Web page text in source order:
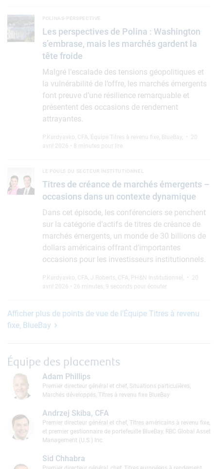
Les perspectives de Polina : Washington s’embrase, mais
Les perspectives de Polina : Washington
s’embrase, mais les marchés gardent la
tête froide
POLINAS-PERSPECTIVE
Malgré l’escalade des tensions géopolitiques et
la vulnérabilité de l’offre, les marchés émergents
font preuve d’une résilience remarquable et
présentent des occasions de rendement
attrayantes.
P.Kurdyavko, CFA, Équipe Titres à revenu fixe, BlueBay, • 20
avril 2026 • 8 minutes pour lire
Titres de créance de marchés émergents – occasions dans
Titres de créance de marchés émergents –
occasions dans un contexte dynamique
LE POULS DU SECTEUR INSTITUTIONNEL
Dans cet épisode, les conférenciers se penchent
sur la catégorie d’actifs de titres de créance de
marchés émergents, un monde de 30 billions de
dollars américains offrant d’importantes
occasions pour les investisseurs institutionnels.
P.Kurdyavko, CFA, J.Roberts, CFA, PH&N Institutionnel , • 20
avril 2026 • 26 minutes, 9 seconds pour écouter
Afficher plus de points de vue de l’Équipe Titres à revenu
fixe, BlueBay
Équipe des placements
Adam Phillips
Premier directeur général et chef, Situations particulières,
Marchés développés, Titres à revenu fixe BlueBay
Andrzej Skiba, CFA
Premier directeur général et chef, Titres américains à revenu fixe,
et premier gestionnaire de portefeuille BlueBay, RBC Global Asset
Management (U.S.) Inc.
Sid Chhabra